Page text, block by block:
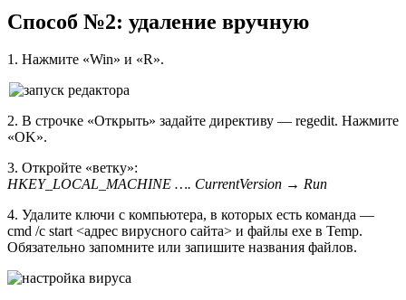
Способ №2: удаление вручную
1. Нажмите «Win» и «R».
2. В строчке «Открыть» задайте директиву — regedit. Нажмите
«OK».
3. Откройте «ветку»:
HKEY_LOCAL_MACHINE …. CurrentVersion → Run
4. Удалите ключи с компьютера, в которых есть команда —
cmd /c start <адрес вирусного сайта> и файлы exe в Temp.
Обязательно запомните или запишите названия файлов.